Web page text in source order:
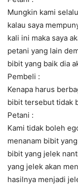
Mungkin kami
kalau saya
kali ini maka saya
petani yang lain
bibit yang baik dia
Pembeli :
Kenapa harus
bibit tersebut tidak
Petani :
Kami tidak boleh
menanam bibit
bibit yang jelek
yang jelek akan
hasilnya menjadi